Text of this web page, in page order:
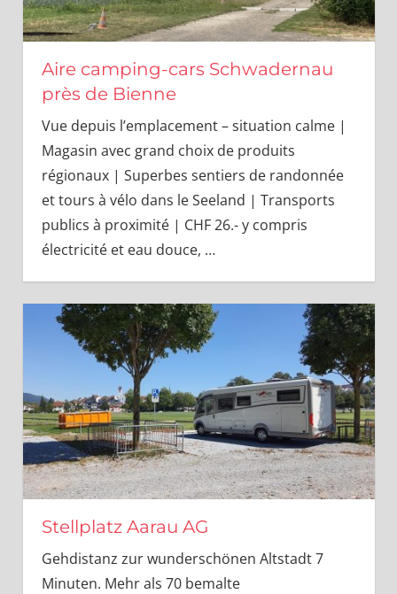
Aire camping-cars Schwadernau
près de Bienne
Vue depuis l’emplacement – situation calme |
Magasin avec grand choix de produits
régionaux | Superbes sentiers de randonnée
et tours à vélo dans le Seeland | Transports
publics à proximité | CHF 26.- y compris
électricité et eau douce, …
Stellplatz Aarau AG
Gehdistanz zur wunderschönen Altstadt 7
Minuten. Mehr als 70 bemalte